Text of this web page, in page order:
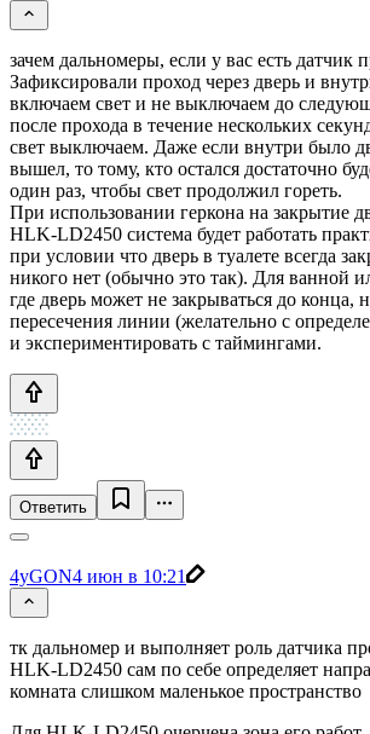
зачем дальномеры, если у вас есть датчик
Зафиксировали проход через дверь и
включаем свет и не выключаем до
после прохода в течение нескольких
свет выключаем. Даже если внутри было
вышел, то тому, кто остался достаточно
один раз, чтобы свет продолжил гореть.
При использовании геркона на закрытие
HLK-LD2450 система будет работать
при условии что дверь в туалете всегда
никого нет (обычно это так). Для ванной
где дверь может не закрываться до конца,
пересечения линии (желательно с
и экспериментировать с таймингами.
Ответить
4yGON4 июн в 10:21
тк дальномер и выполняет роль датчика
HLK-LD2450 сам по себе определяет
комната слишком маленькое пространство